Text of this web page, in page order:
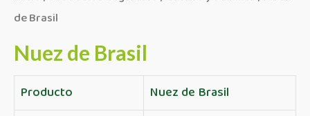
de Brasil
Nuez de Brasil
Producto
Nuez de Brasil